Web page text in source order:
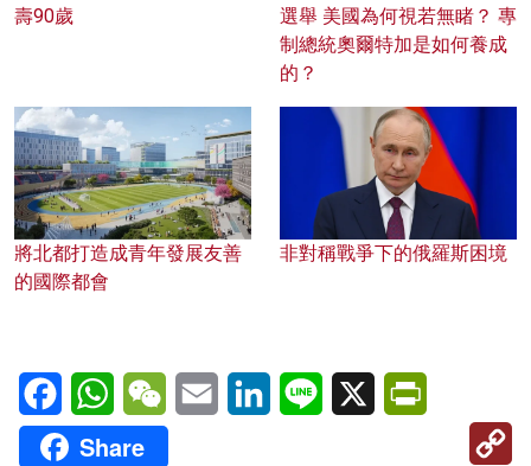
壽90歲
選舉 美國為何視若無睹？ 專
制總統奧爾特加是如何養成
的？
將北都打造成青年發展友善
的國際都會
非對稱戰爭下的俄羅斯困境
FacebookWhatsAppWeChatEmail LinkedInLine X
Share